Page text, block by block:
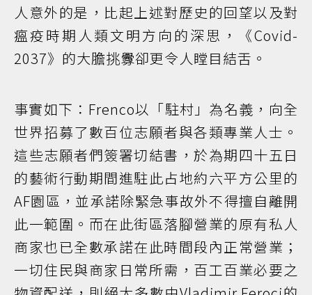
人意外的是，比起上述對歷史的回望以及對
瘟疫時期人類文明方向的深思，《Covid-
2037》的大膽挑釁卻更令人瞠目結舌。
事實如下：Frenco以「駐村」為名義，向全
世界招募了數百位志願者與各類專業人士。
這些志願者們簽署切結書，於為期四十五日
的藝術行動期間進駐此占地約六平方公里的
AF園區，並承諾除緊急事故外不得擅自離開
此一範圍。而在此街區落腳營業的原有私人
商家也已全數承諾在此時間段內正常營業；
一切住民與商家日常所需，百工百業必要之